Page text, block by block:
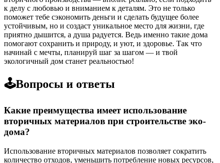
к делу с любовью и вниманием к деталям. Это не только
поможет тебе сэкономить деньги и сделать будущее более
устойчивым, но и создаст уникальное место для жизни, где
приятно дышится, а душа радуется. Ведь именно такие дома
помогают сохранить и природу, и уют, и здоровье. Так что
начинай с мечты, планируй шаг за шагом — и твой
экологичный дом станет реальностью!
🕹️Вопросы и ответы
Какие преимущества имеет использование
вторичных материалов при строительстве эко-
дома?
Использование вторичных материалов позволяет сократить
количество отходов, уменьшить потребление новых ресурсов,